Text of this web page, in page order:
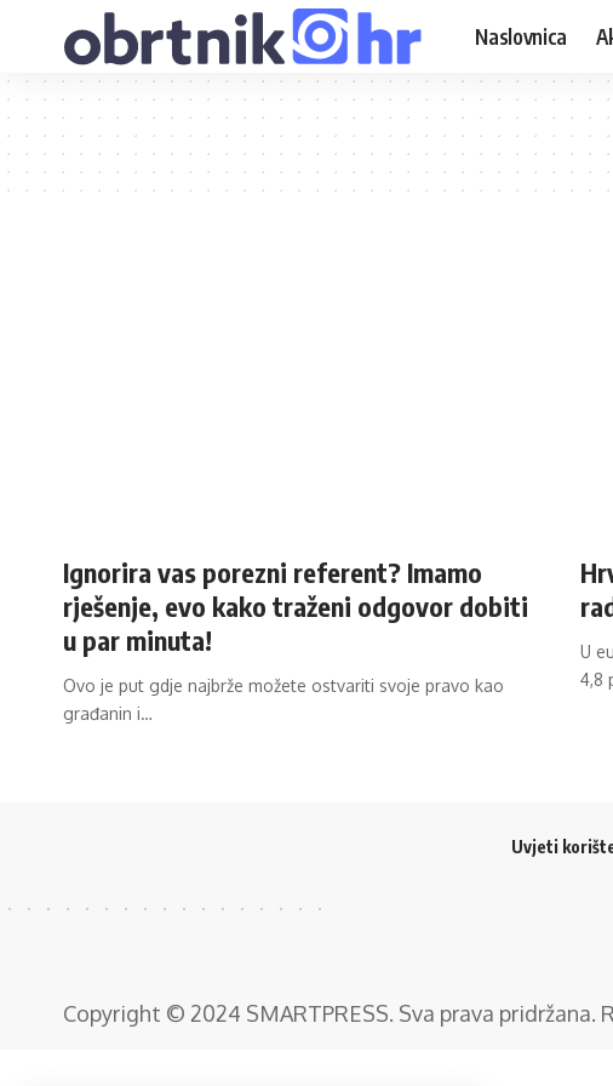
Naslovnica
Ignorira vas porezni referent? Imamo
rješenje, evo kako traženi odgovor dobiti
u par minuta!
Ovo je put gdje najbrže možete ostvariti svoje pravo kao
građanin i…
U
4,8
Uvjeti
Copyright © 2024 SMARTPRESS. Sva prava pridržana.